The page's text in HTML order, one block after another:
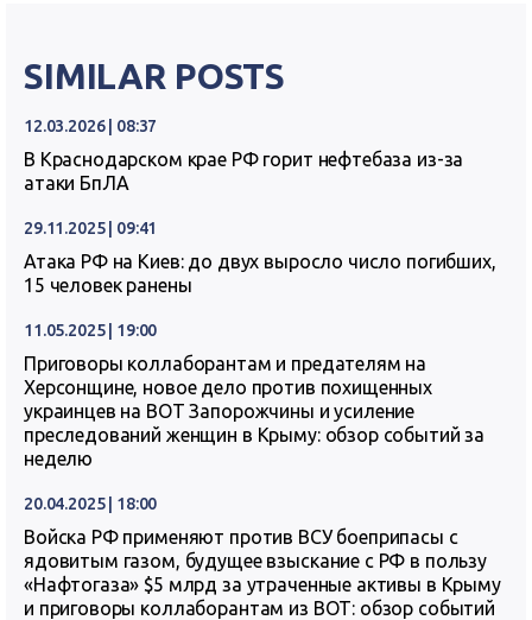
SIMILAR POSTS
12.03.2026 | 08:37
В Краснодарском крае РФ горит нефтебаза из-за
атаки БпЛА
29.11.2025 | 09:41
Атака РФ на Киев: до двух выросло число погибших,
15 человек ранены
11.05.2025 | 19:00
Приговоры коллаборантам и предателям на
Херсонщине, новое дело против похищенных
украинцев на ВОТ Запорожчины и усиление
преследований женщин в Крыму: обзор событий за
неделю
20.04.2025 | 18:00
Войска РФ применяют против ВСУ боеприпасы с
ядовитым газом, будущее взыскание с РФ в пользу
«Нафтогаза» $5 млрд за утраченные активы в Крыму
и приговоры коллаборантам из ВОТ: обзор событий